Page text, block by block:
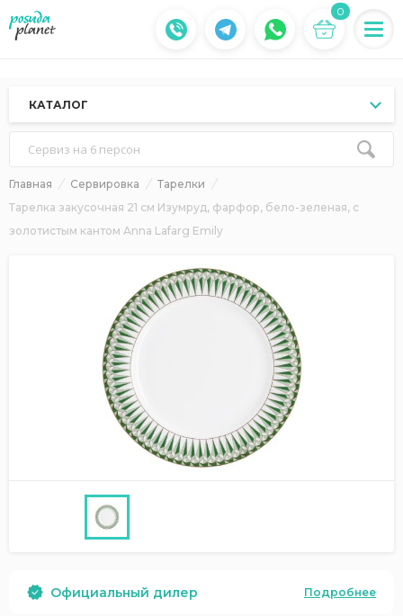
0
КАТАЛОГ
Сервиз на 6 персон
Главная Сервировка
Тарелки
Тарелка закусочная 21 см Изумруд, фарфор, бело-зеленая, с
золотистым кантом Anna Lafarg Emily
Официальный дилер Подробнее